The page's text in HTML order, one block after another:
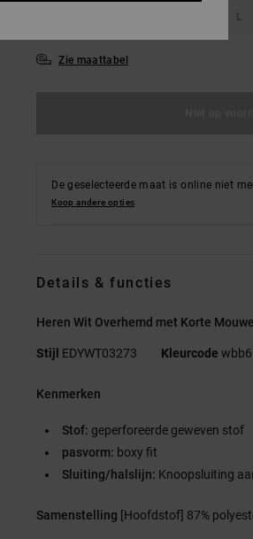
L
Zie maattabel
De geselecteerde maat is online niet
Koop andere opties
Details & functies
Heren Wit Overhemd met Korte
Stijl EDYWT03273 Kleurcode wbb6
Kenmerken
Stof: geperforeerde geweven stof
pasvorm: boxy fit
Sluiting/halslijn: Knoopsluiting
Samenstelling [Hoofdstof] 87%